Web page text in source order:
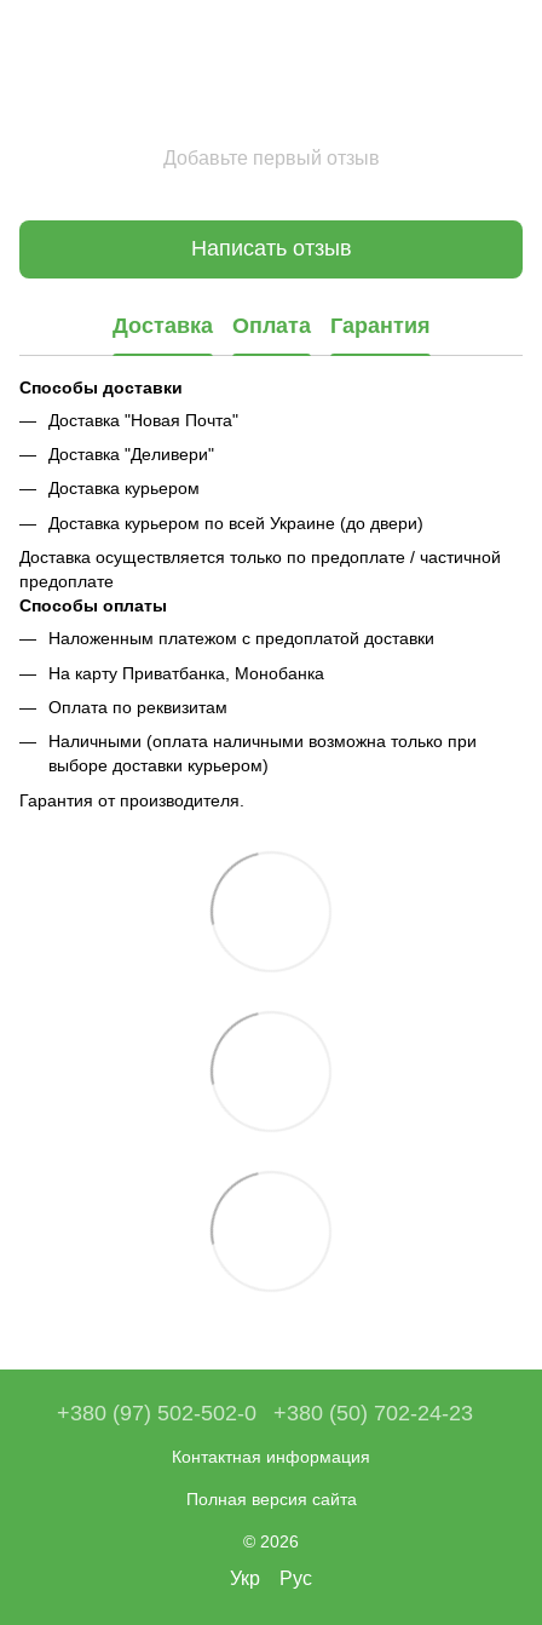
Добавьте первый отзыв
Написать отзыв
Доставка Оплата Гарантия
Способы доставки
Доставка "Новая Почта"
Доставка "Деливери"
Доставка курьером
Доставка курьером по всей Украине (до двери)
Доставка осуществляется только по предоплате / частичной
предоплате
Способы оплаты
Наложенным платежом с предоплатой доставки
На карту Приватбанка, Монобанка
Оплата по реквизитам
Наличными (оплата наличными возможна только при
выборе доставки курьером)
Гарантия от производителя.
+380 (97) 502-502-0 +380 (50) 702-24-23
Контактная информация
Полная версия сайта
© 2026
Укр Рус